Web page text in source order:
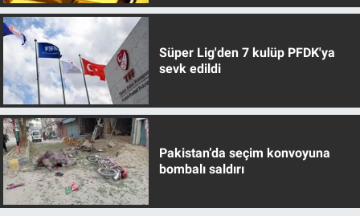
Süper Lig'den 7 kulüp PFDK'ya
sevk edildi
Pakistan’da seçim konvoyuna
bombalı saldırı